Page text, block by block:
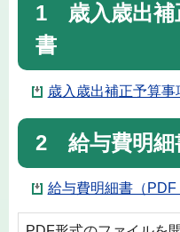
1 歳入歳出補
書
歳入歳出補正予算事
2 給与費明細
給与費明細書（PDF